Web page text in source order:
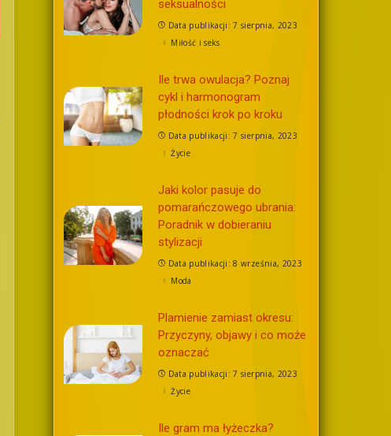
seksualności
Data publikacji: 7 sierpnia, 2023
Miłość i seks
Ile trwa owulacja? Poznaj
cykl i harmonogram
płodności krok po kroku
Data publikacji: 7 sierpnia, 2023
Życie
Jaki kolor pasuje do
pomarańczowego ubrania:
Poradnik w dobieraniu
stylizacji
Data publikacji: 8 września, 2023
Moda
Plamienie zamiast okresu:
Przyczyny, objawy i co może
oznaczać
Data publikacji: 7 sierpnia, 2023
Życie
Ile gram ma łyżeczka?